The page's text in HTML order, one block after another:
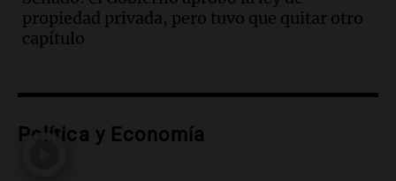
Radioinforme 3
Episodios
involucrados y cinco heridos
Episodios
propiedad privada, pero tuvo que quitar otro
capítulo
Política y Economía